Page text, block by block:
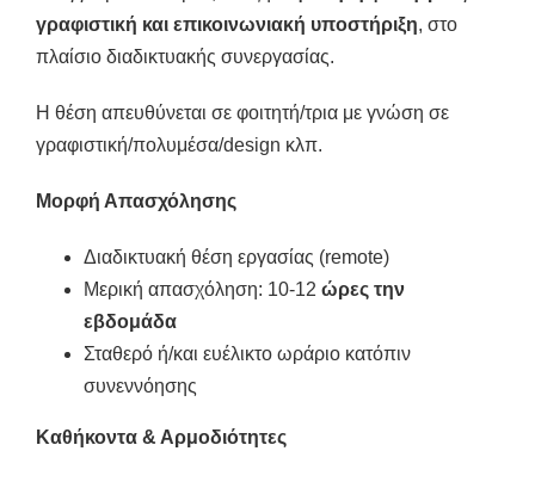
γραφιστική και επικοινωνιακή υποστήριξη, στο
πλαίσιο διαδικτυακής συνεργασίας.
Η θέση απευθύνεται σε φοιτητή/τρια με γνώση σε
γραφιστική/πολυμέσα/design κλπ.
Μορφή Απασχόλησης
Διαδικτυακή θέση εργασίας (remote)
Μερική απασχόληση: 10-12 ώρες την
εβδομάδα
Σταθερό ή/και ευέλικτο ωράριο κατόπιν
συνεννόησης
Καθήκοντα & Αρμοδιότητες